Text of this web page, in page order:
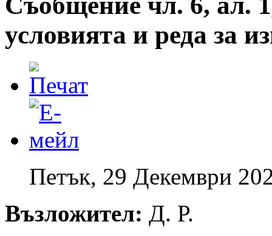
условията и реда за
Петък, 29 Декември
Възложител: Д. Р.